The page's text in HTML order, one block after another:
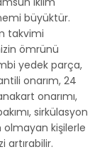
büyüktür.
takvimi
ömrünü
yedek parça,
onarım, 24
onarımı,
sirkülasyon
kişilerle
artırabilir.